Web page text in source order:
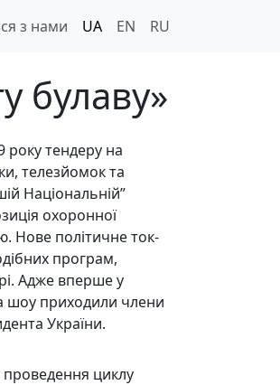
з нами UA EN
RU
булаву»
року тендеру на
телезйомок та
Національній”
охоронної
Нове політичне ток-
програм,
Адже вперше у
шоу приходили члени
України.
проведення циклу